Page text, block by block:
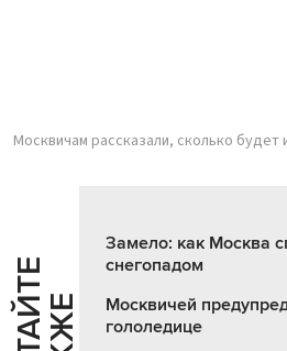
Москвичам рассказали, сколько будет
Замело: как Москва
снегопадом
Москвичей
гололедице